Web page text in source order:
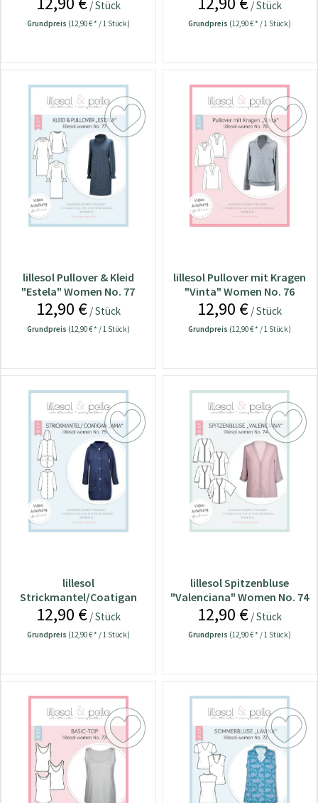
/ Stück
Grundpreis (12,90 € * / 1 Stück)
/ Stück
Grundpreis (12,90 € * / 1 Stück)
lillesol Pullover & Kleid
"Estela" Women No. 77
12,90 €/ Stück
Grundpreis (12,90 € * / 1 Stück)
lillesol Pullover mit Kragen
"Vinta" Women No. 76
12,90 € / Stück
Grundpreis (12,90 € * / 1 Stück)
lillesol
Strickmantel/Coatigan
"Ama" Women No. 75
12,90 €/ Stück
Grundpreis (12,90 € * / 1 Stück)
lillesol Spitzenbluse
"Valenciana" Women No. 74
12,90 € / Stück
Grundpreis (12,90 € * / 1 Stück)